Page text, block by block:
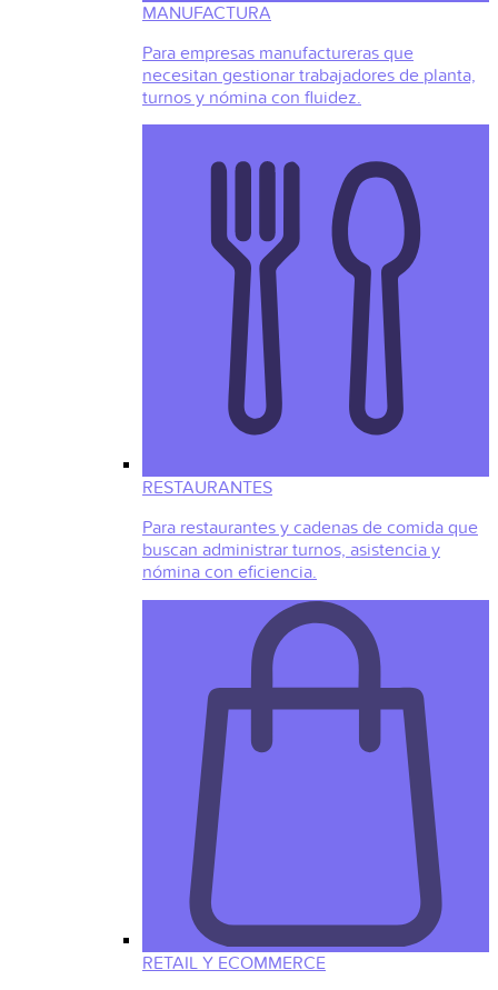
MANUFACTURA
Para empresas manufactureras que
necesitan gestionar trabajadores de planta,
turnos y nómina con fluidez.
RESTAURANTES
Para restaurantes y cadenas de comida que
buscan administrar turnos, asistencia y
nómina con eficiencia.
RETAIL Y ECOMMERCE